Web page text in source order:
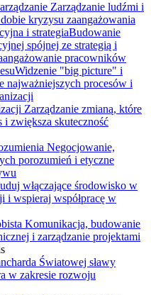
Zarządzanie ludźmi i
kryzysu zaangażowania
i strategiaBudowanie
spójnej ze strategią i
pracowników
Widzenie "big picture" i
najważniejszych procesów i
Zarządzanie zmianą, które
i zwiększa skuteczność
Negocjowanie,
porozumień i etyczne
włączające środowisko w
i wspieraj współpracę w
Komunikacja, budowanie
i zarządzanie projektami
Światowej sławy
w zakresie rozwoju